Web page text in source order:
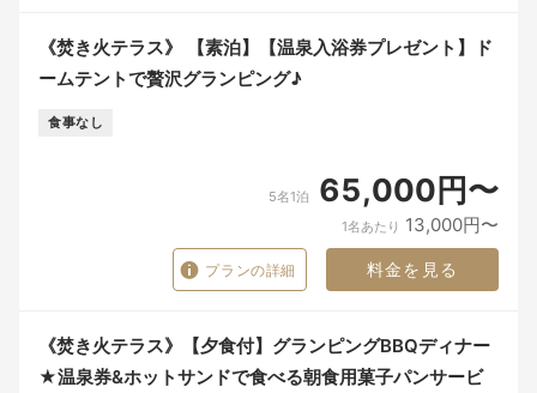
《焚き火テラス》 【素泊】【温泉入浴券プレゼント】ド
ームテントで贅沢グランピング♪
食事なし
5名1泊 65,000円〜
1名あたり 13,000円〜
プランの詳細 料金を見る
《焚き火テラス》【夕食付】グランピングBBQディナー
★温泉券&ホットサンドで食べる朝食用菓子パンサービ